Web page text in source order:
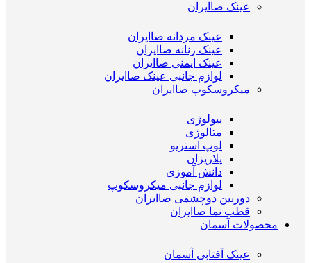
عینک صاایران
عینک مردانه صاایران
عینک زنانه صاایران
عینک ایمنی صاایران
لوازم جانبی عینک صاایران
میکروسکوپ صاایران
بیولوژی
متالوژی
لوپ استریو
پلاریزان
دانش آموزی
لوازم جانبی میکروسکوپ
دوربین دوچشمی صاایران
قطب نما صاایران
محصولات آسمان
عینک آفتابی آسمان